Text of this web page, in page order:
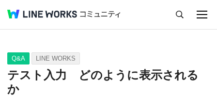
Q&A Tips Ideas
Q&A LINE WORKS
テスト入力 どのように表示される
か